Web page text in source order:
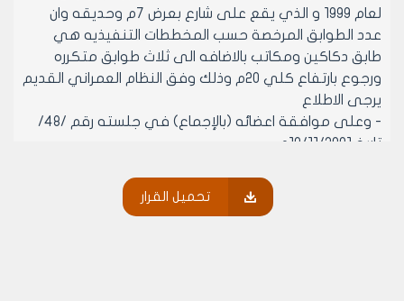
لعام 1999 و الذي يقع على شارع بعرض 7م وحديقه وان
عدد الطوابق المرخصة حسب المخططات التنفيذيه هي
طابق دكاكين ومكاتب بالاضافه الى ثلاث طوابق متكرره
ورجوع بارتفاع كلي 20م وذلك وفق النظام العمراني القديم
يرجى الاطلاع
- وعلى موافقة اعضائه (بالإجماع) في جلسته رقم /48/
تاريخ 10/11/2001م.
تحميل القرار